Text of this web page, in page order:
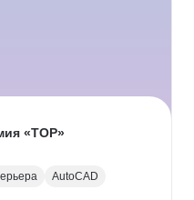
«TOP»
AutoCAD